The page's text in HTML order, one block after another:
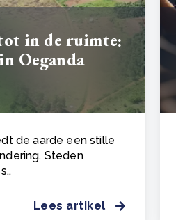
in de ruimte:
Oeganda
de aarde een stille
Steden
Lees artikel